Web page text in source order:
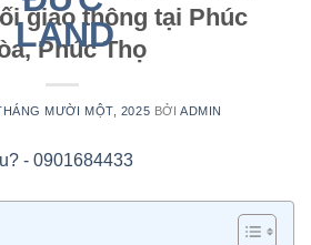
giao thông tại Phúc
Phúc Thọ
MƯỜI MỘT, 2025 BỞI ADMIN